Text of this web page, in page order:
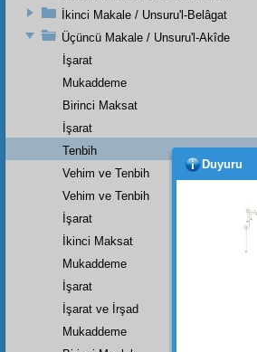
İkinci Makale / Unsuru'l-Belâgat
Üçüncü Makale / Unsuru'l-Akîde
İşarat
Mukaddeme
Birinci Maksat
İşarat
Tenbih
Vehim ve Tenbih
Vehim ve Tenbih
İşarat
İkinci Maksat
Mukaddeme
İşarat
İşarat ve İrşad
Mukaddeme
Duyuru